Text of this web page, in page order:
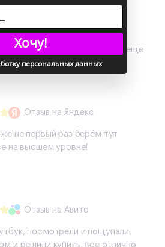
Отзывна Авито
телефон, буду обращаться еще
Отзыв на Яндекс
не первый раз берём тут
на высшем уровне!
Отзыв на Авито
посмотрели и пощупали,
и решили купить, все отлично
Хочу!
персональных данных